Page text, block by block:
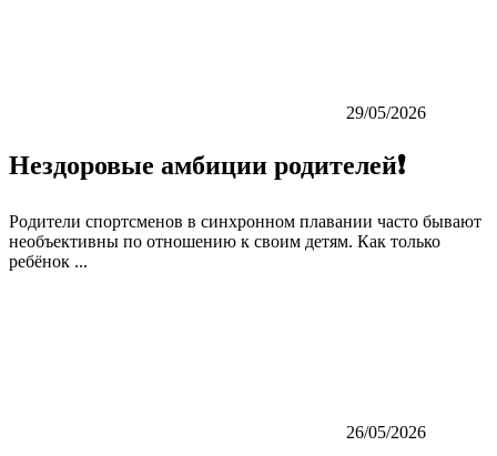
29/05/2026
Нездоровые амбиции родителей❗️
Родители спортсменов в синхронном плавании часто бывают
необъективны по отношению к своим детям. Как только
ребёнок ...
26/05/2026